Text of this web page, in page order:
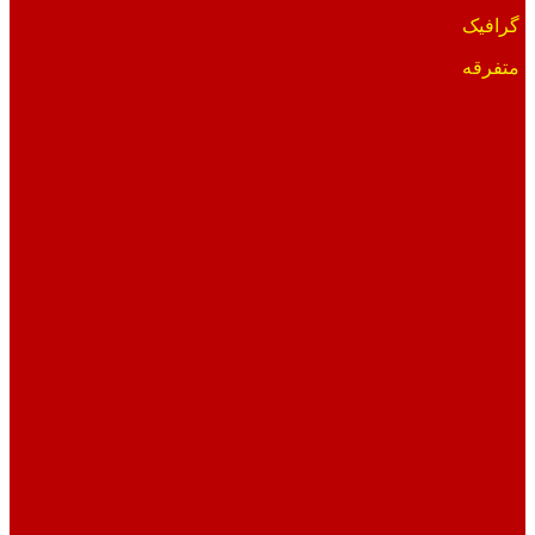
گرافیک
متفرقه